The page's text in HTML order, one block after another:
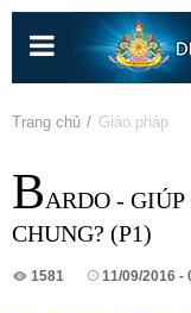
Trang chủ » Giáo pháp
BARDO -
CHUNG? (P1)
1581 11/09/2016 -